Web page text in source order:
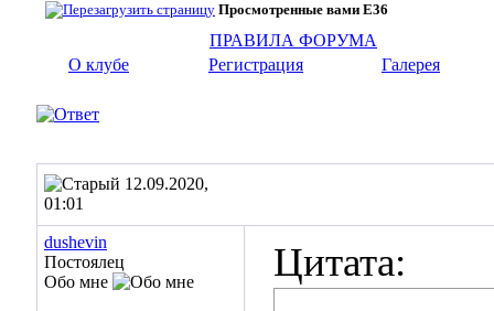
Просмотренные вами E36
ПРАВИЛА ФОРУМА
О клубе
Регистрация Галерея
12.09.2020,
01:01
dushevin
Постоялец
Обо мне
Цитата: